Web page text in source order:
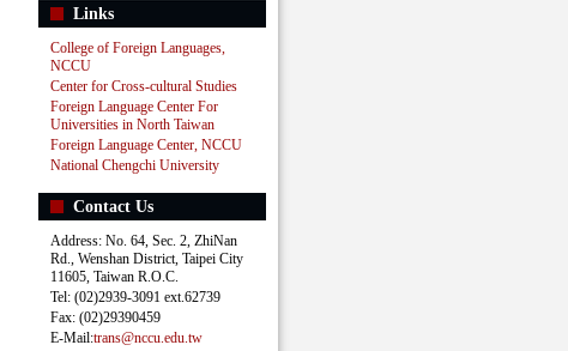
Links
College of Foreign Languages,
NCCU
Center for Cross-cultural Studies
Foreign Language Center For
Universities in North Taiwan
Foreign Language Center, NCCU
National Chengchi University
Contact Us
Address: No. 64, Sec. 2, ZhiNan
Rd., Wenshan District, Taipei City
11605, Taiwan R.O.C.
Tel: (02)2939-3091 ext.62739
Fax: (02)29390459
E-Mail:trans@nccu.edu.tw